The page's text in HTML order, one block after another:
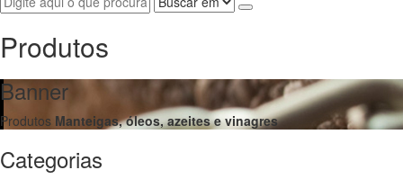
Produtos
Banner
Produtos Manteigas, óleos, azeites e vinagres
Categorias